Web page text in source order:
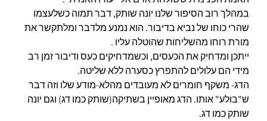
במהלך רוב הסיפור שלנו יונה שותק, דבר תמוה כשלעצמו
שהרי כוחו של נביא בדיבור. הוא נמנע מלדבר ומלתקשר את
מורת רוחו מהשליחות שהוטלה עליו .
ייתכן ומדחיק את הכעסים, וכשמדחיקים כעס ודיבור זמן רב
מידי הם עלולים להתפרץ כסערה ללא שליטה.
הדג- משקף חומרים לא מעובדים מהלא-מודע שלו וזה דבר
ש"בולע" אותו. הדג מאופיין בשתיקה(שותק כמו דג) וגם יונה
שותק כמו דג.